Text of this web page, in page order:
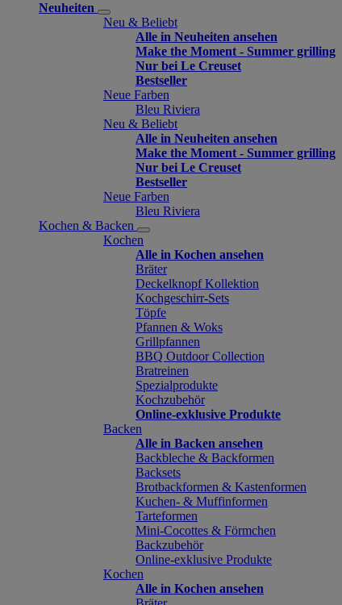
Neuheiten
Neu & Beliebt
Alle in Neuheiten ansehen
Make the Moment - Summer grilling
Nur bei Le Creuset
Bestseller
Neue Farben
Bleu Riviera
Neu & Beliebt
Alle in Neuheiten ansehen
Make the Moment - Summer grilling
Nur bei Le Creuset
Bestseller
Neue Farben
Bleu Riviera
Kochen & Backen
Kochen
Alle in Kochen ansehen
Bräter
Deckelknopf Kollektion
Kochgeschirr-Sets
Töpfe
Pfannen & Woks
Grillpfannen
BBQ Outdoor Collection
Bratreinen
Spezialprodukte
Kochzubehör
Online-exklusive Produkte
Backen
Alle in Backen ansehen
Backbleche & Backformen
Backsets
Brotbackformen & Kastenformen
Kuchen- & Muffinformen
Tarteformen
Mini-Cocottes & Förmchen
Backzubehör
Online-exklusive Produkte
Kochen
Alle in Kochen ansehen